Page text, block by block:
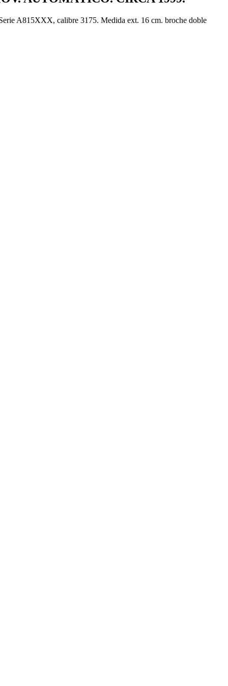
A815XXX, calibre 3175. Medida ext. 16 cm. broche doble